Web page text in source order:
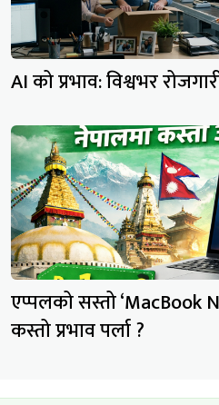
AI को प्रभाव: विश्वभर
एप्पलको सस्तो ‘MacBook
कस्तो प्रभाव पर्ला ?